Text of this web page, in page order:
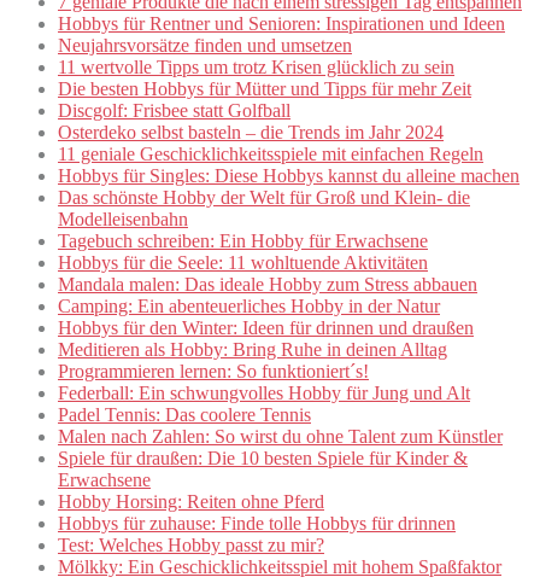
Hobbys für Rentner und Senioren: Inspirationen und Ideen
Neujahrsvorsätze finden und umsetzen
11 wertvolle Tipps um trotz Krisen glücklich zu sein
Die besten Hobbys für Mütter und Tipps für mehr Zeit
Discgolf: Frisbee statt Golfball
Osterdeko selbst basteln – die Trends im Jahr 2024
11 geniale Geschicklichkeitsspiele mit einfachen Regeln
Hobbys für Singles: Diese Hobbys kannst du alleine machen
Das schönste Hobby der Welt für Groß und Klein- die
Modelleisenbahn
Tagebuch schreiben: Ein Hobby für Erwachsene
Hobbys für die Seele: 11 wohltuende Aktivitäten
Mandala malen: Das ideale Hobby zum Stress abbauen
Camping: Ein abenteuerliches Hobby in der Natur
Hobbys für den Winter: Ideen für drinnen und draußen
Meditieren als Hobby: Bring Ruhe in deinen Alltag
Programmieren lernen: So funktioniert´s!
Federball: Ein schwungvolles Hobby für Jung und Alt
Padel Tennis: Das coolere Tennis
Malen nach Zahlen: So wirst du ohne Talent zum Künstler
Spiele für draußen: Die 10 besten Spiele für Kinder &
Erwachsene
Hobby Horsing: Reiten ohne Pferd
Hobbys für zuhause: Finde tolle Hobbys für drinnen
Test: Welches Hobby passt zu mir?
Mölkky: Ein Geschicklichkeitsspiel mit hohem Spaßfaktor